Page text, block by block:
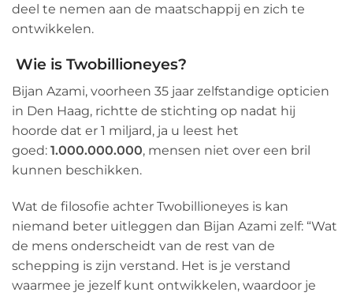
deel te nemen aan de maatschappij en zich te
ontwikkelen.
Wie is Twobillioneyes?
Bijan Azami, voorheen 35 jaar zelfstandige opticien
in Den Haag, richtte de stichting op nadat hij
hoorde dat er 1 miljard, ja u leest het
goed: 1.000.000.000, mensen niet over een bril
kunnen beschikken.
Wat de filosofie achter Twobillioneyes is kan
niemand beter uitleggen dan Bijan Azami zelf: “Wat
de mens onderscheidt van de rest van de
schepping is zijn verstand. Het is je verstand
waarmee je jezelf kunt ontwikkelen, waardoor je